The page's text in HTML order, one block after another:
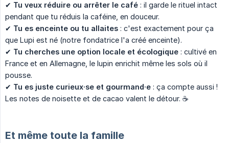
✔ Tu veux réduire ou arrêter le café : il garde le rituel intact
pendant que tu réduis la caféine, en douceur.
✔ Tu es enceinte ou tu allaites : c'est exactement pour ça
que Lupi est né (notre fondatrice l'a créé enceinte).
✔ Tu cherches une option locale et écologique : cultivé en
France et en Allemagne, le lupin enrichit même les sols où il
pousse.
✔ Tu es juste curieux·se et gourmand·e : ça compte aussi !
Les notes de noisette et de cacao valent le détour. ☕
Et même toute la famille